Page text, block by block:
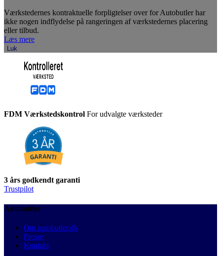
Værkstedernes kontraktuelle forpligtelser over for Autobutler har
ikke nogen indflydelse på rangeringen af værkstedernes placering
eller tilbud.
Læs mere
Luk
FDM Værkstedskontrol For udvalgte værksteder
3 års godkendt garanti
Trustpilot
Autobutler
Om autobutler.dk
Presse
Kontakt